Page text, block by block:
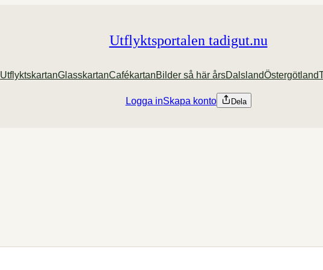
Utflyktsportalen tadigut.nu
UtflyktskartanGlasskartanCafékartanBilder så här årsDalslandÖstergötland
Logga inSkapa konto Dela